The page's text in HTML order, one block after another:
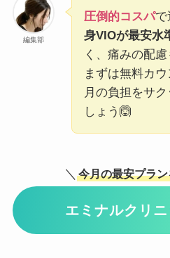
編集部
圧倒的コスパで
身VIOが最安水
く、痛みの配慮
まずは無料カ
月の負担をサ
しょう🙆
＼ 今月の最安プラ
エミナルクリ